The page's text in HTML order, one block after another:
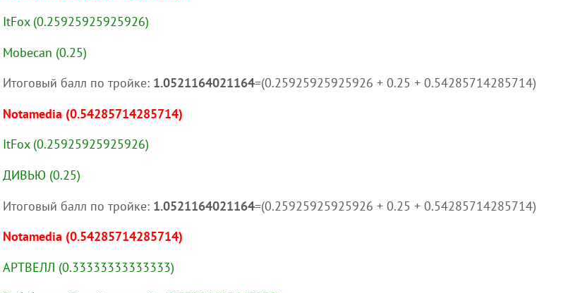
ItFox (0.25925925925926)
Mobecan (0.25)
Итоговый балл по тройке: 1.0521164021164=(0.25925925925926 + 0.25 + 0.54285714285714)
Notamedia (0.54285714285714)
ItFox (0.25925925925926)
ДИВЬЮ (0.25)
Итоговый балл по тройке: 1.0521164021164=(0.25925925925926 + 0.25 + 0.54285714285714)
Notamedia (0.54285714285714)
АРТВЕЛЛ (0.33333333333333)